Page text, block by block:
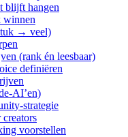
blijft hangen
winnen
→ veel)
(rank én leesbaar)
definiëren
AI’en)
strategie
voorstellen